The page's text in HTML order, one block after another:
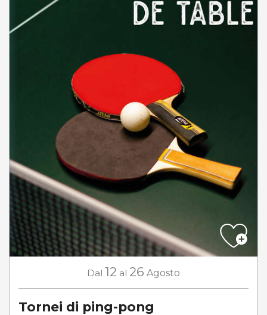
Dal 12 al 26 Agosto
Tornei di ping-pong